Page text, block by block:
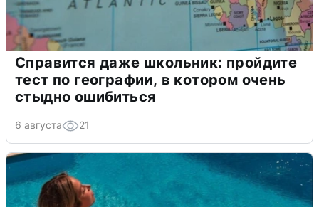
Справится даже школьник: пройдите
тест по географии, в котором очень
стыдно ошибиться
6 августа 21